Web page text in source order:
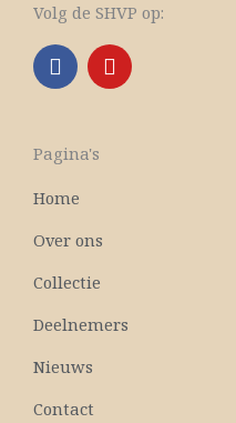
Volg de SHVP op:
F
a
c
b
o
k
Y
o
u
Pagina's
Home
Over ons
Collectie
Deelnemers
Nieuws
Contact